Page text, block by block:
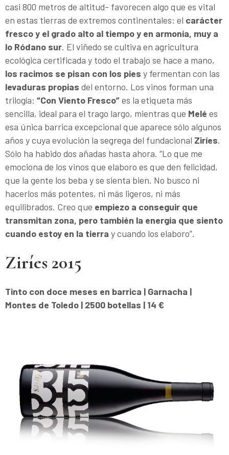
casi 800 metros de altitud- favorecen algo que es vital
en estas tierras de extremos continentales: el carácter
fresco y el grado alto al tiempo y en armonía, muy a
lo Ródano sur. El viñedo se cultiva en agricultura
ecológica certificada y todo el trabajo se hace a mano,
los racimos se pisan con los pies y fermentan con las
levaduras propias del entorno. Los vinos forman una
trilogía: “Con Viento Fresco”es la etiqueta más
sencilla, ideal para el trago largo, mientras que Melé es
esa única barrica excepcional que aparece sólo algunos
años y cuya evolución la segrega del fundacional Ziríes.
Sólo ha habido dos añadas hasta ahora. “Lo que me
emociona de los vinos que elaboro es que den felicidad,
que la gente los beba y se sienta bien. No busco ni
hacerlos más potentes, ni más ligeros, ni más
equilibrados. Creo que empiezo a conseguir que
transmitan zona, pero también la energía que siento
cuando estoy en la tierra y cuando los elaboro”.
Ziríes 2015
Tinto con doce meses en barrica | Garnacha |
Montes de Toledo | 2500 botellas | 14 €